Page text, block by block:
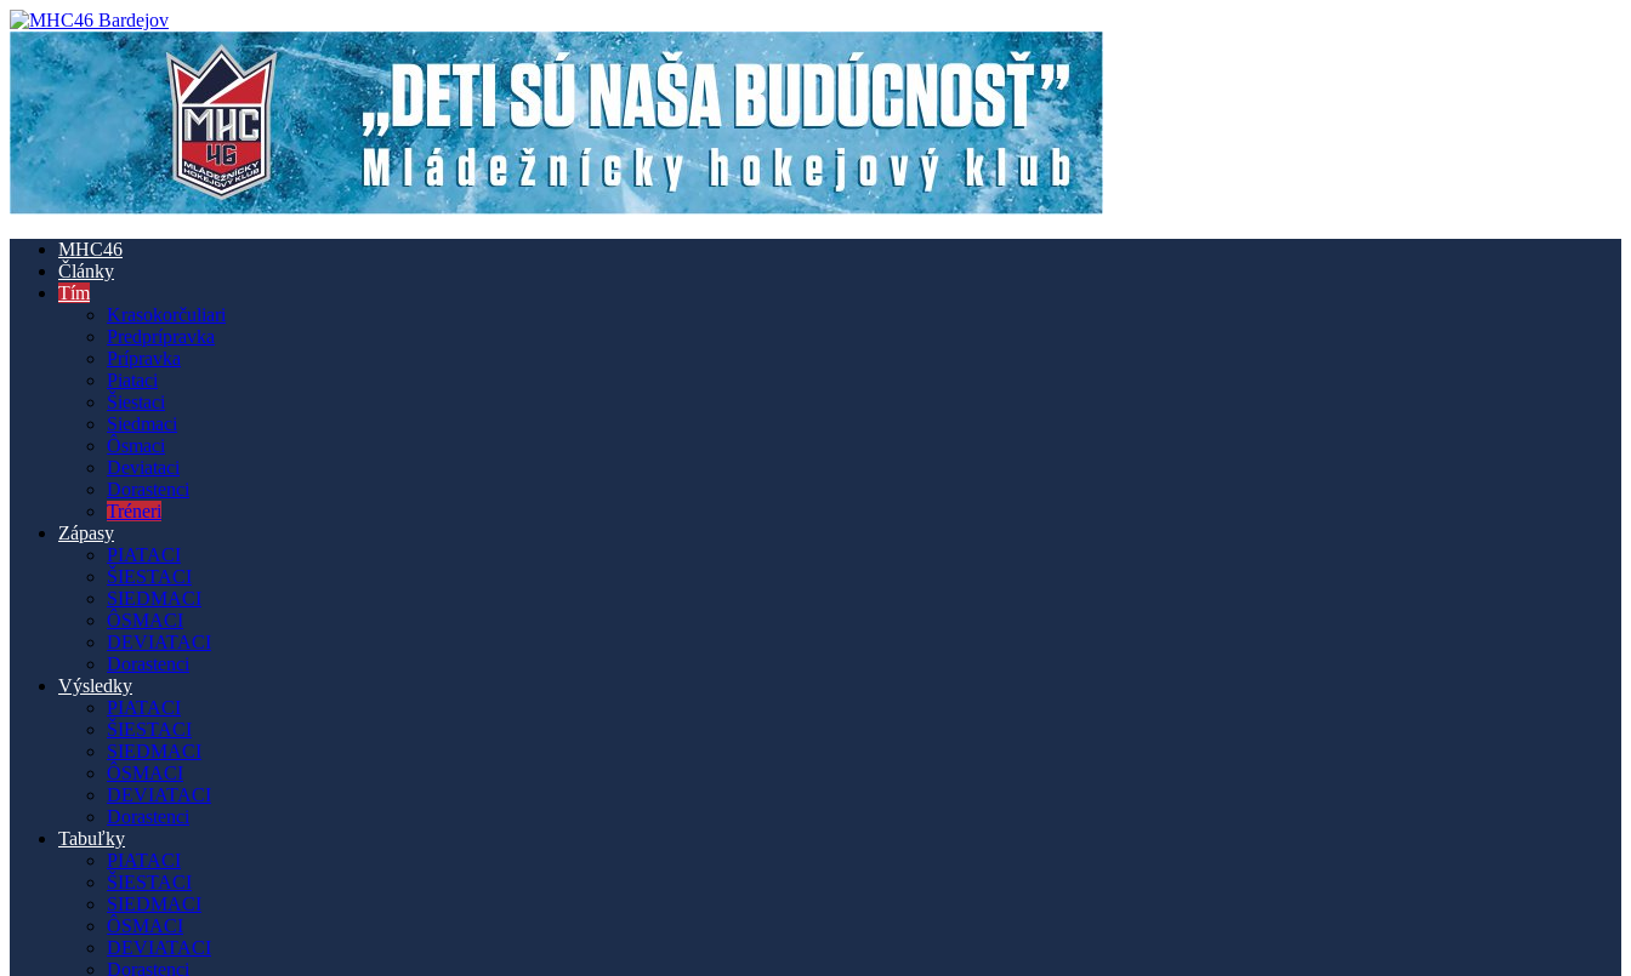
MHC46
Články
Tím
Krasokorčuliari
Predprípravka
Prípravka
Piataci
Šiestaci
Siedmaci
Ôsmaci
Deviataci
Dorastenci
Tréneri
Zápasy
PIATACI
ŠIESTACI
SIEDMACI
ÔSMACI
DEVIATACI
Dorastenci
Výsledky
PIATACI
ŠIESTACI
SIEDMACI
ÔSMACI
DEVIATACI
Dorastenci
Tabuľky
PIATACI
ŠIESTACI
SIEDMACI
ÔSMACI
DEVIATACI
Dorastenci